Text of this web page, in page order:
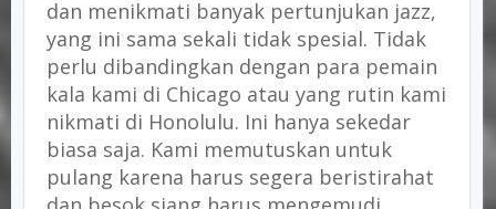
dan menikmati banyak pertunjukan jazz,
yang ini sama sekali tidak spesial. Tidak
perlu dibandingkan dengan para pemain
kala kami di Chicago atau yang rutin kami
nikmati di Honolulu. Ini hanya sekedar
biasa saja. Kami memutuskan untuk
pulang karena harus segera beristirahat